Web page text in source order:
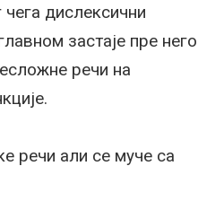
дислексични
застаје пре него
речи на
речи али се муче са